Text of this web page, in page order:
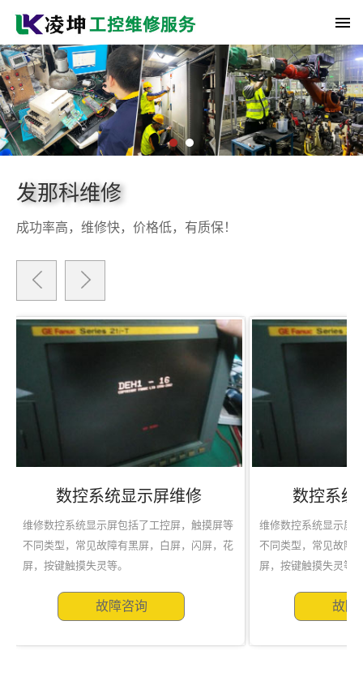
1 2
发那科维修
成功率高，维修快，价格低，有质保！
数控系统维修
数控系统维修，我们更专业，凌科是专业从事
数控系统维修与一系列工控设备维修的公司。
伺
专业维修伺服电